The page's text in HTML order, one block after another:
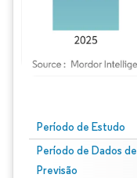
Período de Estudo
Período de Dados de
Previsão